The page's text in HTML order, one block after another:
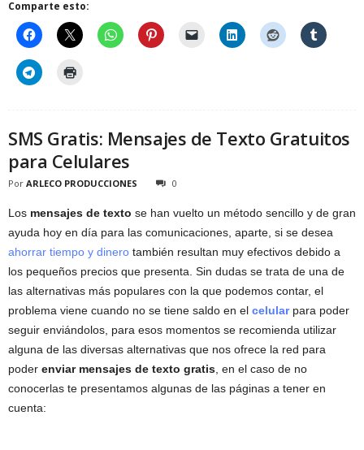
Comparte esto:
SMS Gratis: Mensajes de Texto Gratuitos
para Celulares
Por ARLECO PRODUCCIONES 0
Los mensajes de texto se han vuelto un método sencillo y de gran
ayuda hoy en día para las comunicaciones, aparte, si se desea
ahorrar tiempo y dinero también resultan muy efectivos debido a
los pequeños precios que presenta. Sin dudas se trata de una de
las alternativas más populares con la que podemos contar, el
problema viene cuando no se tiene saldo en el celularpara poder
seguir enviándolos, para esos momentos se recomienda utilizar
alguna de las diversas alternativas que nos ofrece la red para
poder enviar mensajes de texto gratis , en el caso de no
conocerlas te presentamos algunas de las páginas a tener en
cuenta: